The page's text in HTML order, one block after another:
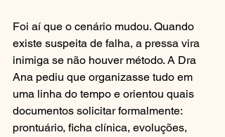
Foi aí que o cenário mudou. Quando
existe suspeita de falha, a pressa vira
inimiga se não houver método. A Dra
Ana pediu que organizasse tudo em
uma linha do tempo e orientou quais
documentos solicitar formalmente:
prontuário, ficha clínica, evoluções,